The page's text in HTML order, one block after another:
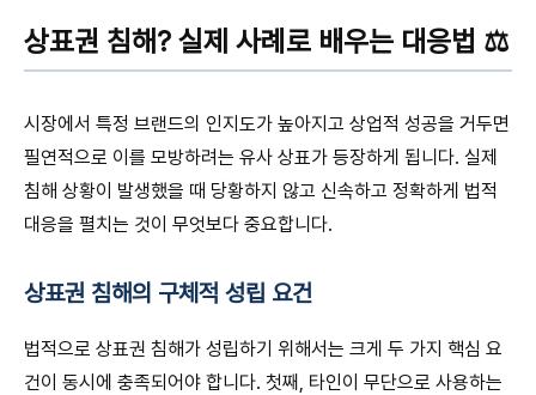
상표권 침해? 실제 사례로 배우는 대응법 ⚖️
시장에서 특정 브랜드의 인지도가 높아지고 상업적 성공을 거두면
필연적으로 이를 모방하려는 유사 상표가 등장하게 됩니다. 실제
침해 상황이 발생했을 때 당황하지 않고 신속하고 정확하게 법적
대응을 펼치는 것이 무엇보다 중요합니다.
상표권 침해의 구체적 성립 요건
법적으로 상표권 침해가 성립하기 위해서는 크게 두 가지 핵심 요
건이 동시에 충족되어야 합니다. 첫째, 타인이 무단으로 사용하는